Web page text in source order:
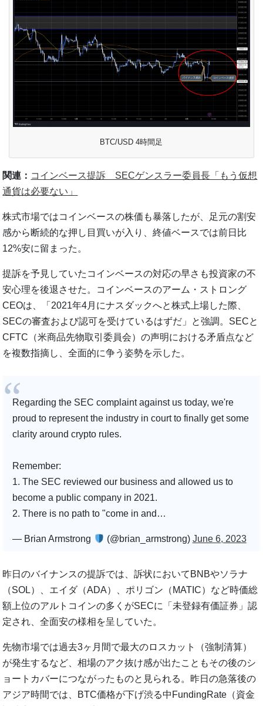
BTC/USD 4時間足
関連： コインベース提訴 SECゲンスラー委員長「もう仮想
通貨は必要ない」
株式市場ではコインベースの株価も暴落したが、足元の割安
感から断続的な押し目買いが入り、終値ベースでは前日比
12%安に留まった。
提訴を予見していたコインベースの対応の早さも投資家の不
安心理を後退させた。コインベースのアーム・ストロング
CEOは、「2021年4月にナスダックへと株式上場した際、
SECの審査および認可を受けているはずだ」と強調。SECと
CFTC（米商品先物取引委員会）の声明における矛盾点など
を複数指摘し、全面的に争う姿勢を示した。
Regarding the SEC complaint against us today, we're
proud to represent the industry in court to finally get some
clarity around crypto rules.
Remember:
1. The SEC reviewed our business and allowed us to
become a public company in 2021.
2. There is no path to "come in and…
— Brian Armstrong (@brian_armstrong) June 6, 2023
昨日のバイナンスの提訴では、訴状においてBNBやソラナ
（SOL）、エイダ（ADA）、ポリゴン（MATIC）など時価総
額上位のアルトコインの多くがSECに「未登録有価証券」認
定され、全面安の様相を呈していた。
先物市場では過去3ヶ月間で最大のロスカット（強制清算）
が発生するなど、相場のアク抜け感が出たこともその後のシ
ョートカバーにつながったものと見られる。昨日の急落後の
アジア時間では、BTC価格が下げ渋る中FundingRate（資金